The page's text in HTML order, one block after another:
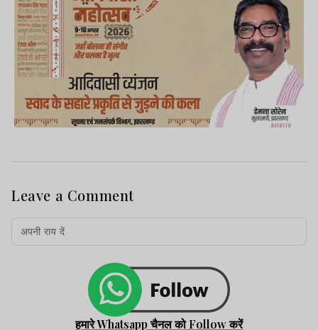
पर या खुद तैयार किये गये लेटर हेड पर है. खरीद से
जुड़ा GST बिल नहीं है. अधिकांश बिलों पर GST
नंबर नहीं है.
Leave a Comment
हमारे Whatsapp चैनल को Follow करें